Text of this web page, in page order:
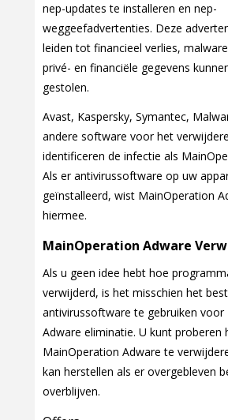
nep-updates te installeren en nep-
weggeefadvertenties. Deze
leiden tot financieel verlies,
privé- en financiële gegevens
gestolen.
Avast, Kaspersky, Symantec,
andere software voor het
identificeren de infectie als
Als er antivirussoftware op uw
geïnstalleerd, wist MainOperation
hiermee.
MainOperation Adware
Als u geen idee hebt hoe
verwijderd, is het misschien het
antivirussoftware te gebruiken voor
Adware eliminatie. U kunt proberen
MainOperation Adware te
kan herstellen als er overgebleven
overblijven.